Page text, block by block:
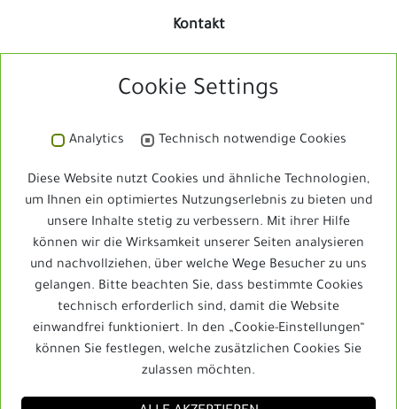
Kontakt
info@schleizer-dreieck-jedermann.de
03663 / 4804-131
Schleizer Dreieck Jedermann
Schleizer Dreieck Jedermann
Cookie Settings
Analytics Technisch notwendige Cookies
Diese Website nutzt Cookies und ähnliche Technologien,
um Ihnen ein optimiertes Nutzungserlebnis zu bieten und
unsere Inhalte stetig zu verbessern. Mit ihrer Hilfe
können wir die Wirksamkeit unserer Seiten analysieren
und nachvollziehen, über welche Wege Besucher zu uns
gelangen. Bitte beachten Sie, dass bestimmte Cookies
technisch erforderlich sind, damit die Website
einwandfrei funktioniert. In den „Cookie-Einstellungen“
können Sie festlegen, welche zusätzlichen Cookies Sie
zulassen möchten.